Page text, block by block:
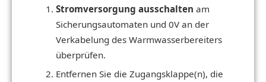
Stromversorgung ausschalten am
Sicherungsautomaten und 0V an der
Verkabelung des Warmwasserbereiters
überprüfen.
Entfernen Sie die Zugangsklappe(n), die